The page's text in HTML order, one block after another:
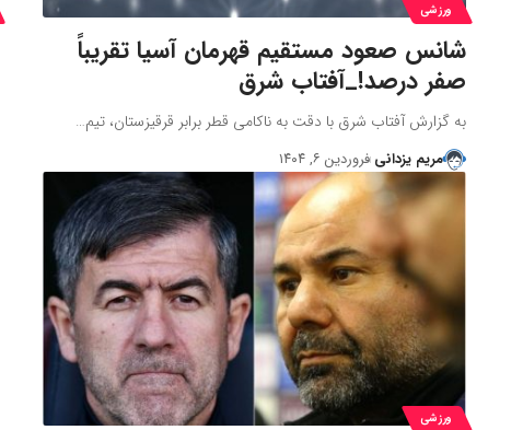
ورزشی
شانس صعود مستقیم قهرمان آسیا تقریباً
صفر درصد!_آفتاب شرق
به گزارش آفتاب شرق با دقت به ناکامی قطر برابر قرقیزستان، تیم…
مریم یزدانی فروردین ۶, ۱۴۰۴
ورزشی